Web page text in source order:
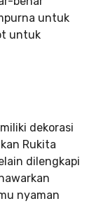
untuk
untuk
dekorasi
Rukita
dilengkapi
nyaman